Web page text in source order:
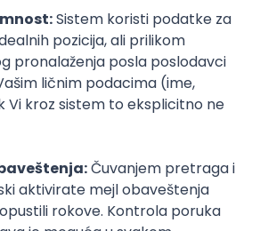
Azure REST Intermediate